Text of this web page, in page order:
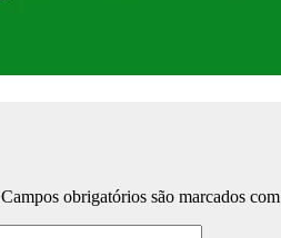
Campos obrigatórios são marcados com